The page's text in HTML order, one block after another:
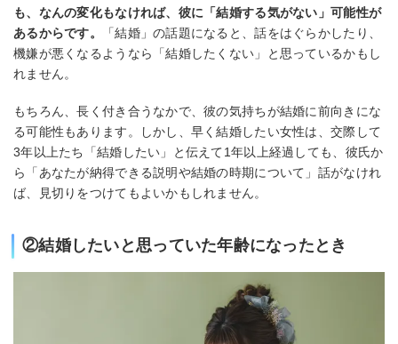
も、なんの変化もなければ、彼に「結婚する気がない」可能性が
あるからです。
「結婚」の話題になると、話をはぐらかしたり、
機嫌が悪くなるようなら「結婚したくない」と思っているかもし
れません。
もちろん、長く付き合うなかで、彼の気持ちが結婚に前向きにな
る可能性もあります。しかし、早く結婚したい女性は、交際して
3年以上たち「結婚したい」と伝えて1年以上経過しても、彼氏か
ら「あなたが納得できる説明や結婚の時期について」話がなけれ
ば、見切りをつけてもよいかもしれません。
②結婚したいと思っていた年齢になったとき